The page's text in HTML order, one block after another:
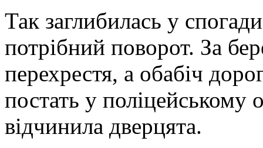
Так заглибилась у
потрібний поворот. За
перехрестя, а обабіч
постать у поліцейському
відчинила дверцята.